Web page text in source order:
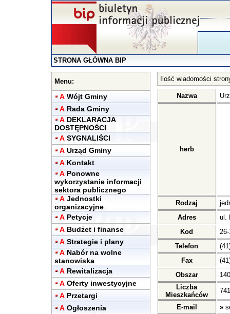
STRONA GŁÓWNA BIP
Menu:
A Wójt Gminy
A Rada Gminy
A DEKLARACJA
DOSTĘPNOŚCI
A SYGNALIŚCI
A Urząd Gminy
A Kontakt
A Ponowne
wykorzystanie informacji
sektora publicznego
A Jednostki
organizacyjne
A Petycje
A Budżet i finanse
A Strategie i plany
A Nabór na wolne
stanowiska
A Rewitalizacja
A Oferty inwestycyjne
A Przetargi
A Ogłoszenia
Ilość wiadomości
Nazwa
herb
Rodzaj
Adres
ul.
Kod
Telefon
Fax
Obszar
Liczba
Mieszkańców
E-mail »